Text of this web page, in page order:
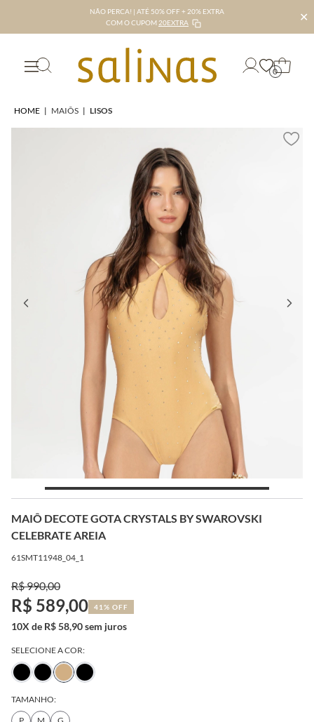
NÃO PERCA! | ATÉ 50% OFF + 20% EXTRA
COM O CUPOM 20EXTRA ✕
0
HOME | MAIÔS | LISOS
MAIÔ DECOTE GOTA CRYSTALS BY SWAROVSKI
CELEBRATE AREIA
61SMT11948_04_1
R$ 990,00
R$ 589,00 41% OFF
10X de R$ 58,90 sem juros
SELECIONE A COR:
TAMANHO:
P
M G